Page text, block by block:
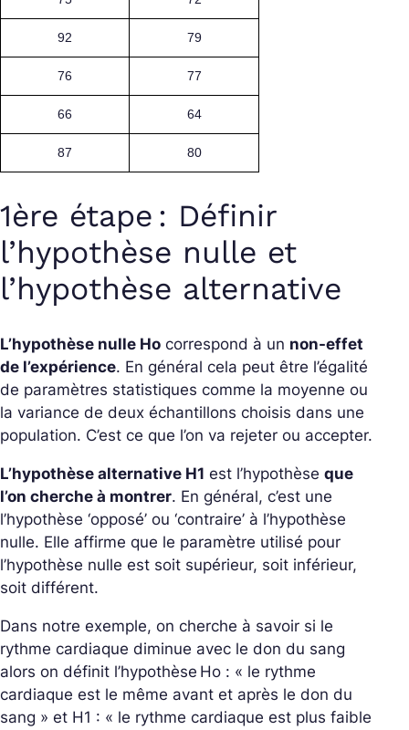
92 79
76 77
66 64
87 80
1ère étape : Définir
l’hypothèse nulle et
l’hypothèse alternative
L’hypothèse nulle Ho correspond à un non-effet
de l’expérience. En général cela peut être l’égalité
de paramètres statistiques comme la moyenne ou
la variance de deux échantillons choisis dans une
population. C’est ce que l’on va rejeter ou accepter.
L’hypothèse alternative H1 est l’hypothèse que
l’on cherche à montrer. En général, c’est une
l’hypothèse ‘opposé’ ou ‘contraire’ à l’hypothèse
nulle. Elle affirme que le paramètre utilisé pour
l’hypothèse nulle est soit supérieur, soit inférieur,
soit différent.
Dans notre exemple, on cherche à savoir si le
rythme cardiaque diminue avec le don du sang
alors on définit l’hypothèse Ho : « le rythme
cardiaque est le même avant et après le don du
sang » et H1 : « le rythme cardiaque est plus faible